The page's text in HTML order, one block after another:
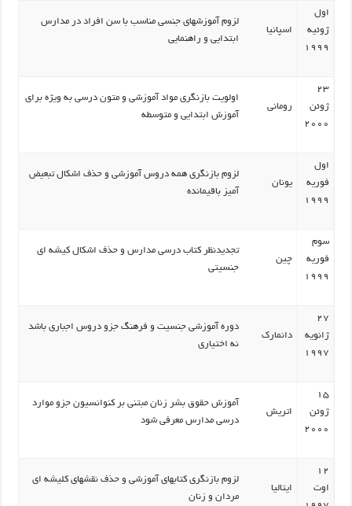
اول
ژوئیه
1999
اسپانیا
لزوم آموزشهای جنسی مناسب با سن افراد در مدارس
ابتدایی و راهنمایی
23
ژوئن
2000
رومانی
اولویت بازنگری مواد آموزشی و متون درسی به ویژه برای
آموزش ابتدایی و متوسطه
اول
فوریه
1999
یونان
لزوم بازنگری همه دروس آموزشی و حذف اشکال تبعیض
آمیز باقیمانده
سوم
فوریه
1999
چین
تجدیدنظر کتاب درسی مدارس و حذف اشکال کیشه ای
جنسیتی
27
ژانویه
1997
دانمارک
دوره آموزشی جنسیت و فرهنگ جزو دروس اجباری باشد
نه اختیاری
15
ژوئن
2000
اتریش
آموزش حقوق بشر زنان مبتنی بر کنوانسیون جزو موارد
درسی مدارس معرفی شود
12
اوت
ایتالیا
لزوم بازنگری کتابهای آموزشی و حذف نقشهای کلیشه ای
مردان و زنان